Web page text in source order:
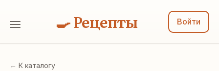
🍳 Рецепты Войти
← К каталогу